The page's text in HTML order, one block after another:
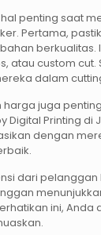
penting saat
Pertama,
berkualitas.
atau custom cut.
dalam
juga
Digital Printing di
dengan
dari pelanggan
ini, Anda